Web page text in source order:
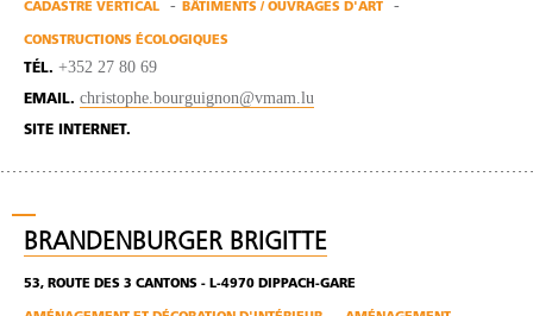
CADASTRE VERTICAL BÂTIMENTS / OUVRAGES D'ART
CONSTRUCTIONS ÉCOLOGIQUES
TÉL. +352 27 80 69
EMAIL. christophe.bourguignon@vmam.lu
SITE INTERNET.
BRANDENBURGER BRIGITTE
53, ROUTE DES 3 CANTONS - L-4970 DIPPACH-GARE